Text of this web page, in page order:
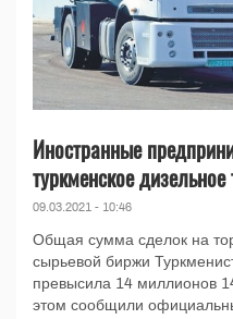
Иностранные
туркменское
09.03.2021 - 10:46
Общая сумма сделок на
сырьевой биржи
превысила 14 миллионов
этом сообщили